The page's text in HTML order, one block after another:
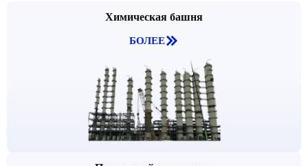
Химическая башня
БОЛЕЕ